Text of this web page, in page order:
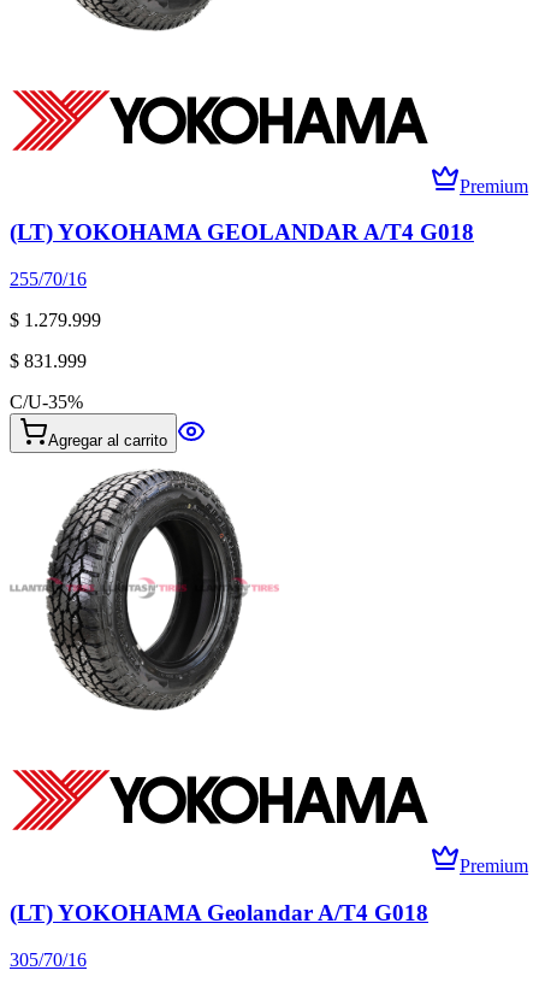
Premium
(LT) YOKOHAMA GEOLANDAR A/T4 G018
255/70/16
$ 1.279.999
$ 831.999
C/U-35%
Agregar al carrito
Premium
(LT) YOKOHAMA Geolandar A/T4 G018
305/70/16